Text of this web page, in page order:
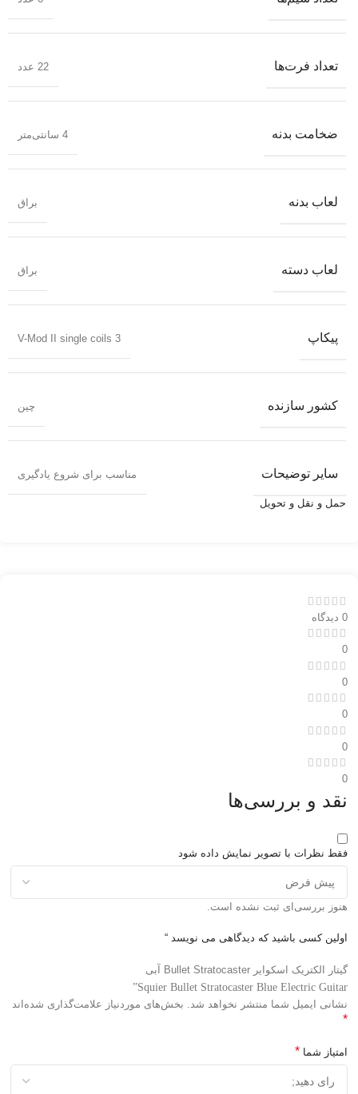
تعداد فرت‌ها 22 عدد
ضخامت بدنه 4 سانتی‌متر
لعاب بدنه براق
لعاب دسته براق
پیکاپ 3 V-Mod II single coils
کشور سازنده چین
سایر توضیحات مناسب برای شروع یادگیری
حمل و نقل و تحویل
0 دیدگاه
0
0
0
0
0
نقد و بررسی‌ها
فقط نظرات با تصویر نمایش داده شود
هنوز بررسی‌ای ثبت نشده است.
اولین کسی باشید که دیدگاهی می نویسد “
گیتار الکتریک اسکوایر Bullet Stratocaster آبی
Squier Bullet Stratocaster Blue Electric Guitar”
نشانی ایمیل شما منتشر نخواهد شد. بخش‌های موردنیاز علامت‌گذاری شده‌اند
*
امتیاز شما *